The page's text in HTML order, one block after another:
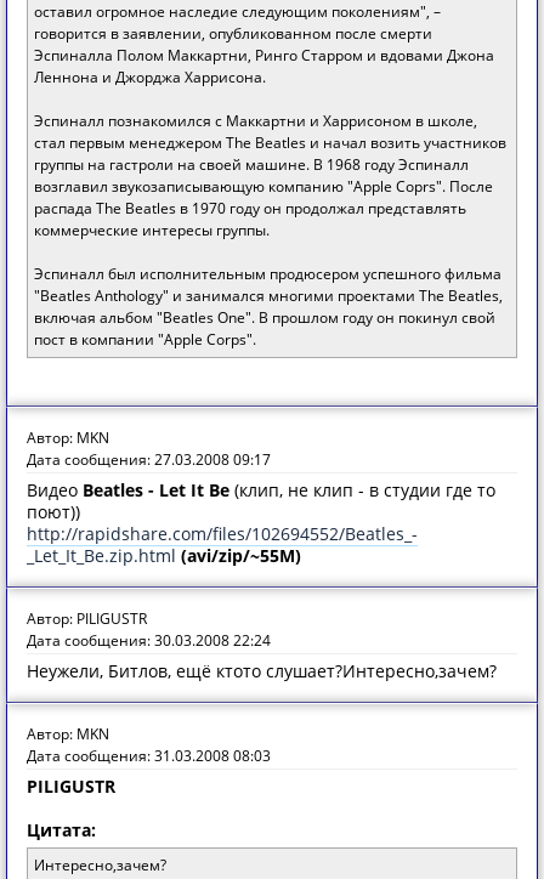
оставил огромное наследие следующим поколениям", –
говорится в заявлении, опубликованном после смерти
Эспиналла Полом Маккартни, Ринго Старром и вдовами Джона
Леннона и Джорджа Харрисона.
Эспиналл познакомился с Маккартни и Харрисоном в школе,
стал первым менеджером The Beatles и начал возить участников
группы на гастроли на своей машине. В 1968 году Эспиналл
возглавил звукозаписывающую компанию "Apple Coprs". После
распада The Beatles в 1970 году он продолжал представлять
коммерческие интересы группы.
Эспиналл был исполнительным продюсером успешного фильма
"Beatles Anthology" и занимался многими проектами The Beatles,
включая альбом "Beatles One". В прошлом году он покинул свой
пост в компании "Apple Corps".
Автор: MKN
Дата сообщения: 27.03.2008 09:17
Видео Beatles - Let It Be (клип, не клип - в студии где то
поют))
http://rapidshare.com/files/102694552/Beatles_-
_Let_It_Be.zip.html (avi/zip/~55M)
Автор: PILIGUSTR
Дата сообщения: 30.03.2008 22:24
Неужели, Битлов, ещё ктото слушает?Интересно,зачем?
Автор: MKN
Дата сообщения: 31.03.2008 08:03
PILIGUSTR
Цитата:
Интересно,зачем?